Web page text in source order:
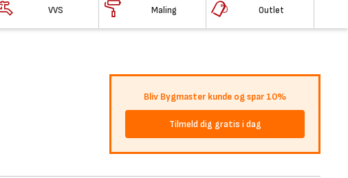
VVS Maling Outlet
Bliv Bygmaster kunde og spar 10%
Tilmeld dig gratis i dag